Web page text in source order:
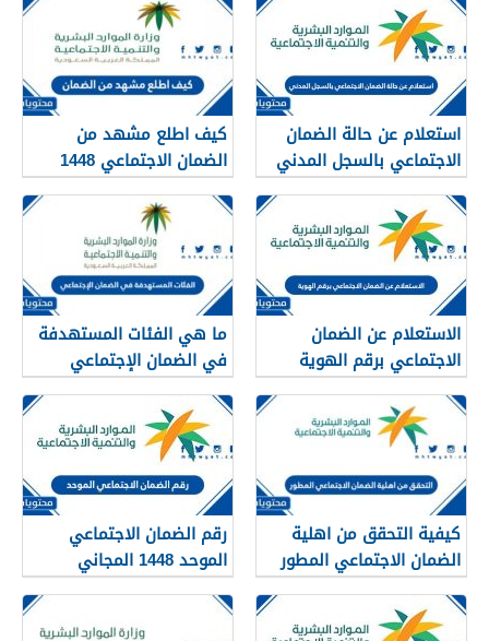
استعلام عن حالة الضمان
الاجتماعي بالسجل المدني
1448
كيف اطلع مشهد من
الضمان الاجتماعي 1448
الاستعلام عن الضمان
الاجتماعي برقم الهوية
1448
ما هي الفئات المستهدفة
في الضمان الإجتماعي
الجديد 1448
كيفية التحقق من اهلية
الضمان الاجتماعي المطور
1448
رقم الضمان الاجتماعي
الموحد 1448 المجاني
للتواصل مع وزارة العمل